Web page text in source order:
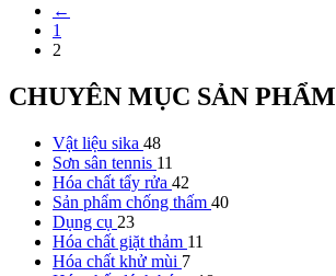
←
1
2
CHUYÊN MỤC SẢN PHẨM
Vật liệu sika 48
Sơn sân tennis 11
Hóa chất tẩy rửa 42
Sản phẩm chống thấm 40
Dụng cụ 23
Hóa chất giặt thảm 11
Hóa chất khử mùi 7